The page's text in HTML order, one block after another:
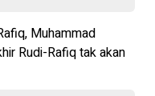
Muhammad
Rudi-Rafiq tak akan